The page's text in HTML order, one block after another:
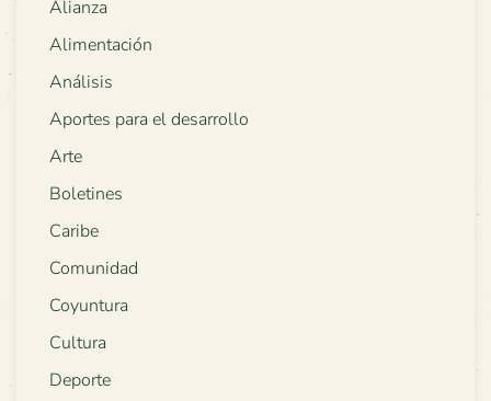
Alianza
Alimentación
Análisis
Aportes para el desarrollo
Arte
Boletines
Caribe
Comunidad
Coyuntura
Cultura
Deporte